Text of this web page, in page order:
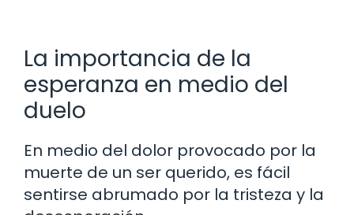
La importancia de la
esperanza en medio del
duelo
En medio del dolor provocado por la
muerte de un ser querido, es fácil
sentirse abrumado por la tristeza y la